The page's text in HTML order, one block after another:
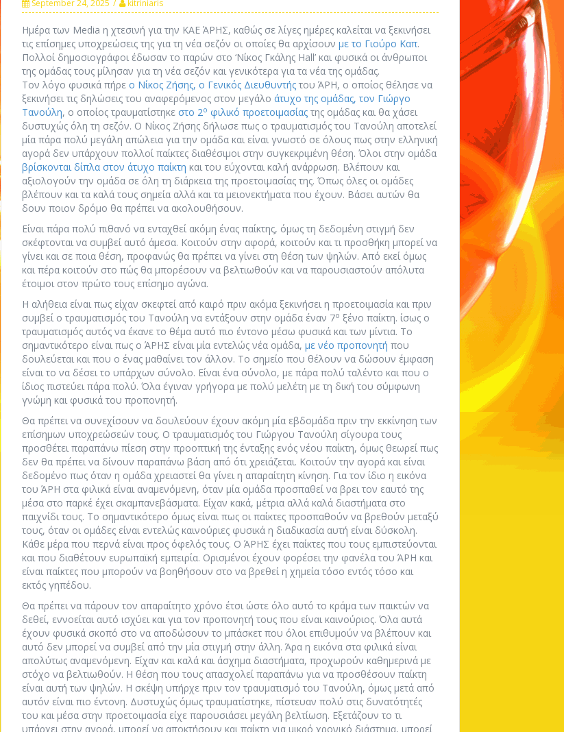
September 24, 2025 kitriniaris
Ημέρα των Media η χτεσινή για την ΚΑΕ ΆΡΗΣ, καθώς σε λίγες ημέρες καλείται να ξεκινήσει
τις επίσημες υποχρεώσεις της για τη νέα σεζόν οι οποίες θα αρχίσουν με το Γιούρο Καπ.
Πολλοί δημοσιογράφοι έδωσαν το παρών στο ‘Νίκος Γκάλης Hall’ και φυσικά οι άνθρωποι
της ομάδας τους μίλησαν για τη νέα σεζόν και γενικότερα για τα νέα της ομάδας.
Τον λόγο φυσικά πήρε ο Νίκος Ζήσης, ο Γενικός Διευθυντής του ΆΡΗ, ο οποίος θέλησε να
ξεκινήσει τις δηλώσεις του αναφερόμενος στον μεγάλο άτυχο της ομάδας, τον Γιώργο
Τανούλη, ο οποίος τραυματίστηκε στο 2ο φιλικό προετοιμασίας της ομάδας και θα χάσει
δυστυχώς όλη τη σεζόν. Ο Νίκος Ζήσης δήλωσε πως ο τραυματισμός του Τανούλη αποτελεί
μία πάρα πολύ μεγάλη απώλεια για την ομάδα και είναι γνωστό σε όλους πως στην ελληνική
αγορά δεν υπάρχουν πολλοί παίκτες διαθέσιμοι στην συγκεκριμένη θέση. Όλοι στην ομάδα
βρίσκονται δίπλα στον άτυχο παίκτη και του εύχονται καλή ανάρρωση. Βλέπουν και
αξιολογούν την ομάδα σε όλη τη διάρκεια της προετοιμασίας της. Όπως όλες οι ομάδες
βλέπουν και τα καλά τους σημεία αλλά και τα μειονεκτήματα που έχουν. Βάσει αυτών θα
δουν ποιον δρόμο θα πρέπει να ακολουθήσουν.
Είναι πάρα πολύ πιθανό να ενταχθεί ακόμη ένας παίκτης, όμως τη δεδομένη στιγμή δεν
σκέφτονται να συμβεί αυτό άμεσα. Κοιτούν στην αφορά, κοιτούν και τι προσθήκη μπορεί να
γίνει και σε ποια θέση, προφανώς θα πρέπει να γίνει στη θέση των ψηλών. Από εκεί όμως
και πέρα κοιτούν στο πώς θα μπορέσουν να βελτιωθούν και να παρουσιαστούν απόλυτα
έτοιμοι στον πρώτο τους επίσημο αγώνα.
Η αλήθεια είναι πως είχαν σκεφτεί από καιρό πριν ακόμα ξεκινήσει η προετοιμασία και πριν
συμβεί ο τραυματισμός του Τανούλη να εντάξουν στην ομάδα έναν 7ο ξένο παίκτη. ίσως ο
τραυματισμός αυτός να έκανε το θέμα αυτό πιο έντονο μέσω φυσικά και των μίντια. Το
σημαντικότερο είναι πως ο ΆΡΗΣ είναι μία εντελώς νέα ομάδα, με νέο προπονητή που
δουλεύεται και που ο ένας μαθαίνει τον άλλον. Το σημείο που θέλουν να δώσουν έμφαση
είναι το να δέσει το υπάρχων σύνολο. Είναι ένα σύνολο, με πάρα πολύ ταλέντο και που ο
ίδιος πιστεύει πάρα πολύ. Όλα έγιναν γρήγορα με πολύ μελέτη με τη δική του σύμφωνη
γνώμη και φυσικά του προπονητή.
Θα πρέπει να συνεχίσουν να δουλεύουν έχουν ακόμη μία εβδομάδα πριν την εκκίνηση των
επίσημων υποχρεώσεών τους. Ο τραυματισμός του Γιώργου Τανούλη σίγουρα τους
προσθέτει παραπάνω πίεση στην προοπτική της ένταξης ενός νέου παίκτη, όμως θεωρεί πως
δεν θα πρέπει να δίνουν παραπάνω βάση από ότι χρειάζεται. Κοιτούν την αγορά και είναι
δεδομένο πως όταν η ομάδα χρειαστεί θα γίνει η απαραίτητη κίνηση. Για τον ίδιο η εικόνα
του ΆΡΗ στα φιλικά είναι αναμενόμενη, όταν μία ομάδα προσπαθεί να βρει τον εαυτό της
μέσα στο παρκέ έχει σκαμπανεβάσματα. Είχαν κακά, μέτρια αλλά καλά διαστήματα στο
παιχνίδι τους. Το σημαντικότερο όμως είναι πως οι παίκτες προσπαθούν να βρεθούν μεταξύ
τους, όταν οι ομάδες είναι εντελώς καινούριες φυσικά η διαδικασία αυτή είναι δύσκολη.
Κάθε μέρα που περνά είναι προς όφελός τους. Ο ΆΡΗΣ έχει παίκτες που τους εμπιστεύονται
και που διαθέτουν ευρωπαϊκή εμπειρία. Ορισμένοι έχουν φορέσει την φανέλα του ΆΡΗ και
είναι παίκτες που μπορούν να βοηθήσουν στο να βρεθεί η χημεία τόσο εντός τόσο και
εκτός γηπέδου.
Θα πρέπει να πάρουν τον απαραίτητο χρόνο έτσι ώστε όλο αυτό το κράμα των παικτών να
δεθεί, εννοείται αυτό ισχύει και για τον προπονητή τους που είναι καινούριος. Όλα αυτά
έχουν φυσικά σκοπό στο να αποδώσουν το μπάσκετ που όλοι επιθυμούν να βλέπουν και
αυτό δεν μπορεί να συμβεί από την μία στιγμή στην άλλη. Άρα η εικόνα στα φιλικά είναι
απολύτως αναμενόμενη. Είχαν και καλά και άσχημα διαστήματα, προχωρούν καθημερινά με
στόχο να βελτιωθούν. Η θέση που τους απασχολεί παραπάνω για να προσθέσουν παίκτη
είναι αυτή των ψηλών. Η σκέψη υπήρχε πριν τον τραυματισμό του Τανούλη, όμως μετά από
αυτόν είναι πιο έντονη. Δυστυχώς όμως τραυματίστηκε, πίστευαν πολύ στις δυνατότητές
του και μέσα στην προετοιμασία είχε παρουσιάσει μεγάλη βελτίωση. Εξετάζουν το τι
υπάρχει στην αγορά, μπορεί να αποκτήσουν και παίκτη για μικρό χρονικό διάστημα, μπορεί